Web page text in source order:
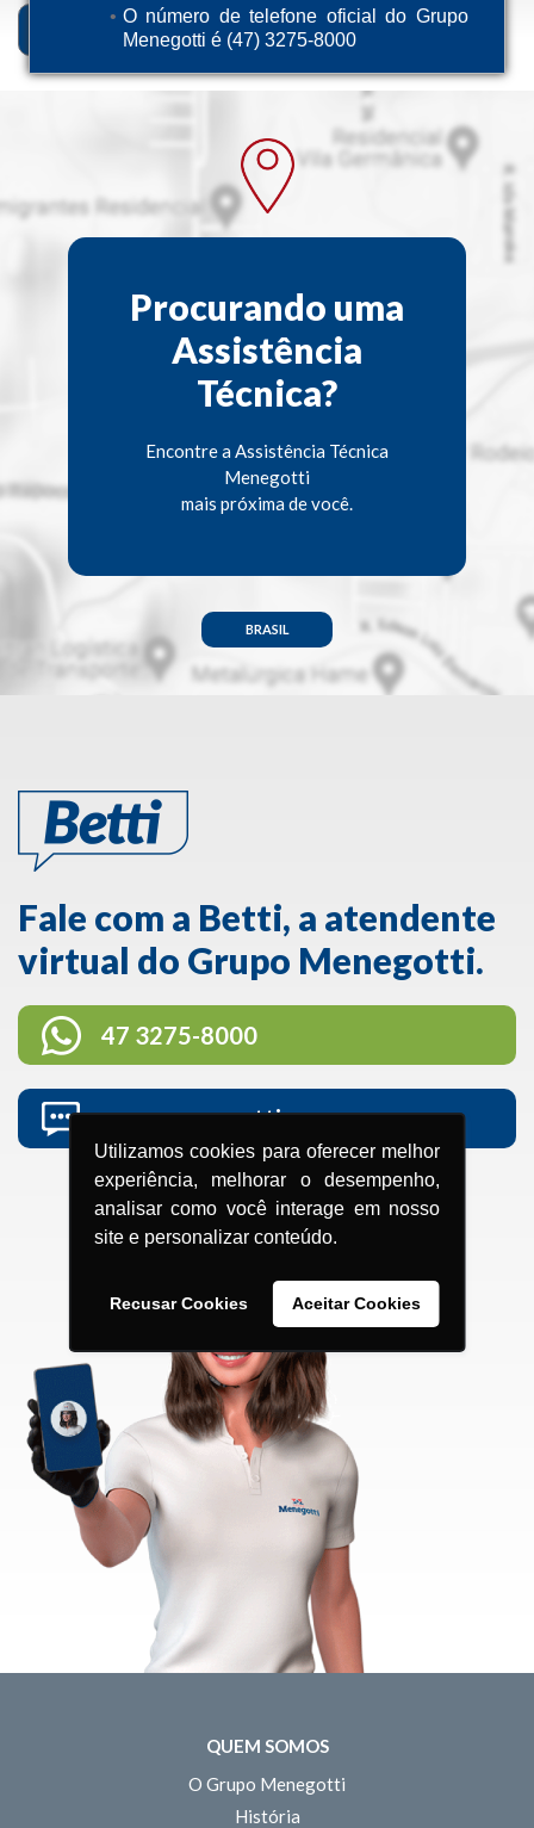
O número de telefone oficial do Grupo
Menegotti é (47) 3275-8000
Utilizamos cookies para oferecer melhor
experiência, melhorar o desempenho,
analisar como você interage em nosso
site e personalizar conteúdo.
Recusar Cookies Aceitar Cookies
Descrição Ficha Técnica
Procurando uma
Assistência
Técnica?
Encontre a Assistência Técnica
Menegotti
mais próxima de você.
BRASIL
Fale com a Betti, a atendente
virtual do Grupo Menegotti.
47 3275-8000
grupomenegotti.com
QUEM SOMOS
O Grupo Menegotti
História